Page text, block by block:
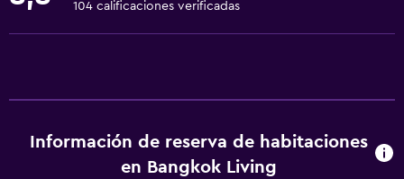
Servicios básicos
104 calificaciones verificadas
Información de reserva de habitaciones
en Bangkok Living